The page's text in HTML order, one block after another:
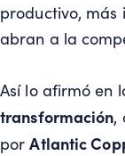
productivo, más
abran a la
Así lo afirmó en
transformación,
porAtlantic